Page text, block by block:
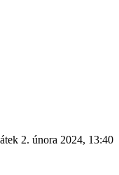
2. února 2024, 13:40